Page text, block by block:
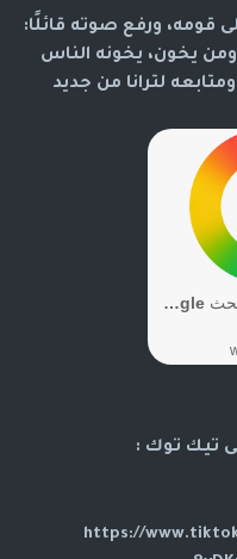
ورفع صوته قائلًا:
يخون، يخونه الناس
لترانا من جديد
تيك توك :
https://